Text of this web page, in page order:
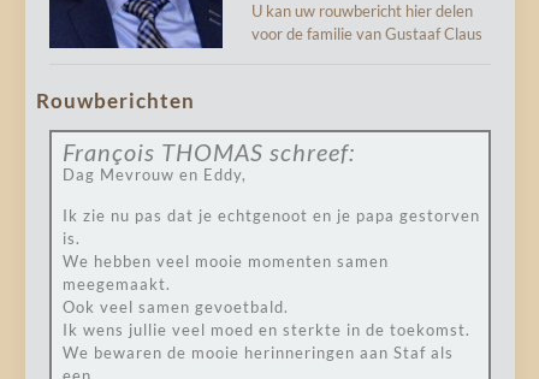
U kan uw rouwbericht hier delen
voor de familie van Gustaaf Claus
Rouwberichten
François THOMAS schreef:
Dag Mevrouw en Eddy,
Ik zie nu pas dat je echtgenoot en je papa gestorven
is.
We hebben veel mooie momenten samen
meegemaakt.
Ook veel samen gevoetbald.
Ik wens jullie veel moed en sterkte in de toekomst.
We bewaren de mooie herinneringen aan Staf als